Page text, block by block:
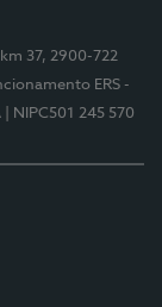
37, 2900-722
ERS -
| NIPC501 245 570